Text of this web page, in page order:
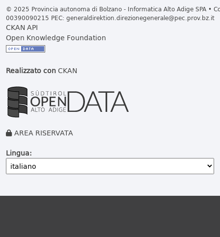
© 2025 Provincia autonoma di Bolzano - Informatica Alto Adige SPA •
00390090215 PEC: generaldirektion.direzionegenerale@pec.prov.bz.it
CKAN API
Open Knowledge Foundation
Realizzato conCKAN
AREA RISERVATA
Lingua